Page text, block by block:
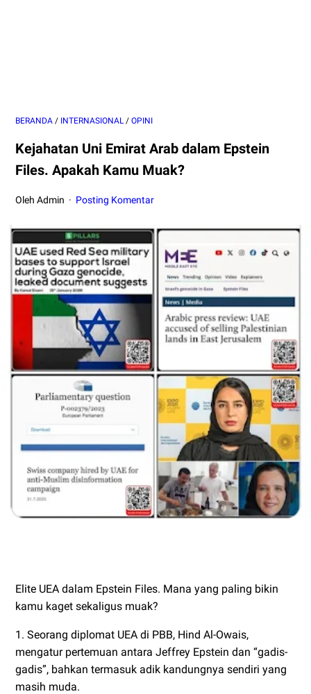
BERANDA / INTERNASIONAL / OPINI
Kejahatan Uni Emirat Arab dalam Epstein
Files. Apakah Kamu Muak?
Oleh Admin Posting Komentar
Elite UEA dalam Epstein Files. Mana yang paling bikin
kamu kaget sekaligus muak?
1. Seorang diplomat UEA di PBB, Hind Al-Owais,
mengatur pertemuan antara Jeffrey Epstein dan “gadis-
gadis”, bahkan termasuk adik kandungnya sendiri yang
masih muda.